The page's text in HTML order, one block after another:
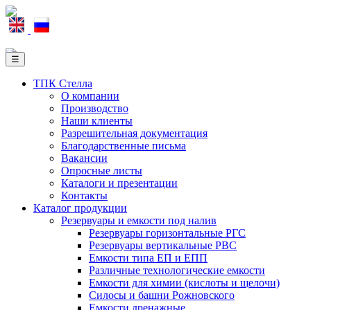
☰
ТПК Стелла
О компании
Производство
Наши клиенты
Разрешительная документация
Благодарственные письма
Вакансии
Опросные листы
Каталоги и презентации
Контакты
Каталог продукции
Резервуары и емкости под налив
Резервуары горизонтальные РГС
Резервуары вертикальные РВС
Емкости типа ЕП и ЕПП
Различные технологические емкости
Емкости для химии (кислоты и щелочи)
Силосы и башни Рожновского
Емкости дренажные